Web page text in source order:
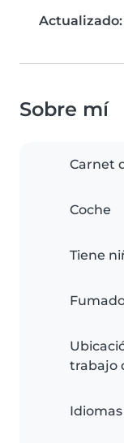
Actualizado:
Sobre mí
Carnet
Coche
Tiene
trabajo